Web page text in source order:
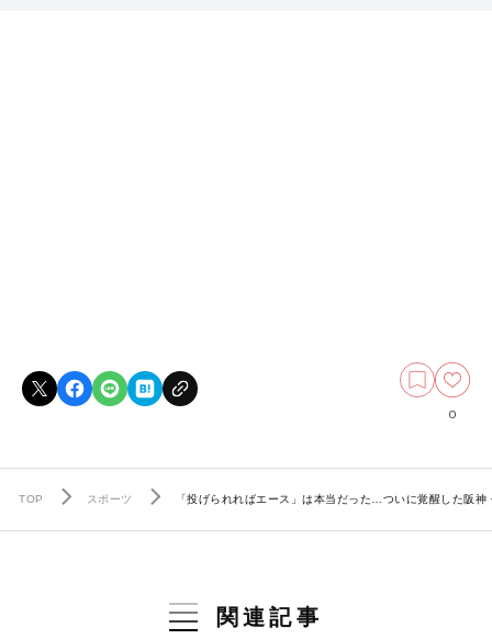
0
TOP スポーツ 「投げられればエース」は本当だった…ついに覚醒した阪
関連記事